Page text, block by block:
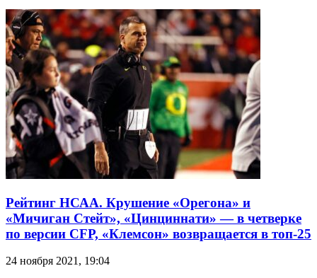
Рейтинг НСАА. Крушение «Орегона» и
«Мичиган Стейт», «Цинциннати» — в четверке
по версии CFP, «Клемсон» возвращается в топ-25
24 ноября 2021, 19:04